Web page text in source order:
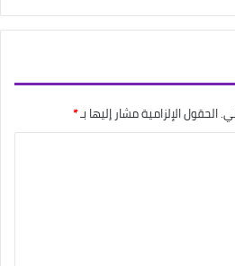
الحقول الإلزامية مشار إليها بـ*